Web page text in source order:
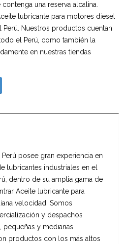
una reserva alcalina.
lubricante para motores diesel
Nuestros productos cuentan
el Perú, como también la
en nuestras tiendas
Perú posee gran experiencia en
lubricantes industriales en el
dentro de su amplia gama de
Aceite lubricante para
velocidad. Somos
y despachos
pequeñas y medianas
productos con los más altos